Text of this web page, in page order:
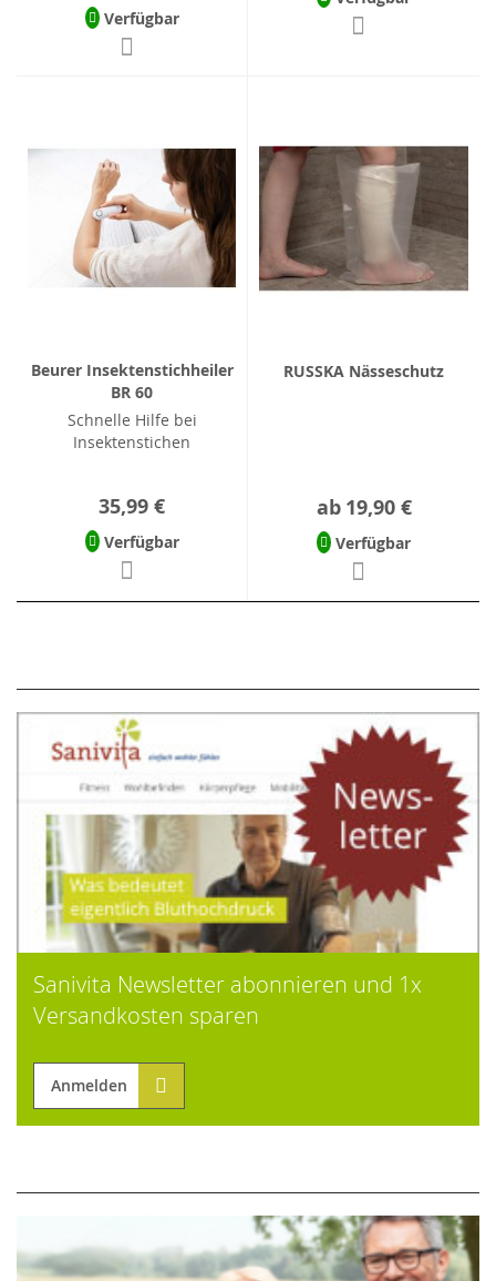
Verfügbar
Beurer Insektenstichheiler
BR 60
Schnelle Hilfe bei
Insektenstichen
35,99 €
Verfügbar
RUSSKA Nässeschutz
ab 19,90 €
Verfügbar
Sanivita Newsletter abonnieren und 1x
Versandkosten sparen
Anmelden